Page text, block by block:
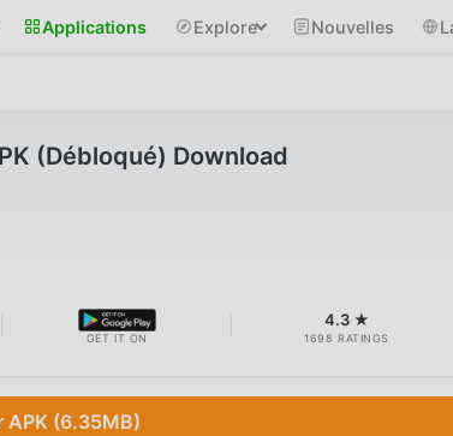
Applications Explore Nouvelles
(Débloqué) Download
GET IT ON
4.3 ★
1698 RATINGS
APK (6.35MB)